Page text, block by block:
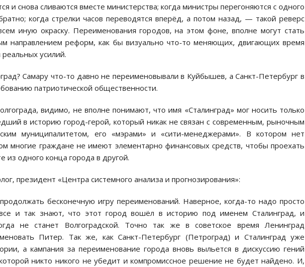
и снова сливаются вместе министерства; когда министры перегоняются с одного
когда стрелки часов переводятся вперёд, а потом назад, — такой реверс
иную окраску. Переименования городов, на этом фоне, вполне могут стать
направлением реформ, как бы визуально что-то меняющих, двигающих время
усилий.
Самару что-то давно не переименовывали в Куйбышев, а Санкт-Петербург в
патриотической общественности.
видимо, не вполне понимают, что имя «Сталинград» мог носить только
в историю город-герой, который никак не связан с современным, рыночным
муниципалитетом, его «мэрами» и «сити-менеджерами». В котором нет
многие граждане не имеют элементарно финансовых средств, чтобы проехать
из одного конца города в другой.
президент «Центра системного анализа и прогнозирования»:
бесконечную игру переименований. Наверное, когда-то надо просто
и так знают, что этот город вошёл в историю под именем Сталинград, и
не станет Волгоградской. Точно так же в советское время Ленинград
Питер. Так же, как Санкт-Петербург (Петроград) и Сталинград уже
а кампания за переименование города вновь выльется в дискуссию гений
никто никого не убедит и компромиссное решение не будет найдено. И,